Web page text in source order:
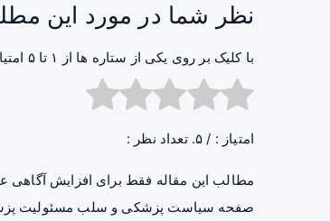
نظر شما در مورد این
با کلیک بر روی یکی از ستاره ها از ۱ تا ۵ امتیاز دهید :
امتیاز : / ۵. تعداد نظر :
مطالب این مقاله فقط برای افزایش
صفحه سیاست پزشکی و سلب مسئولیت